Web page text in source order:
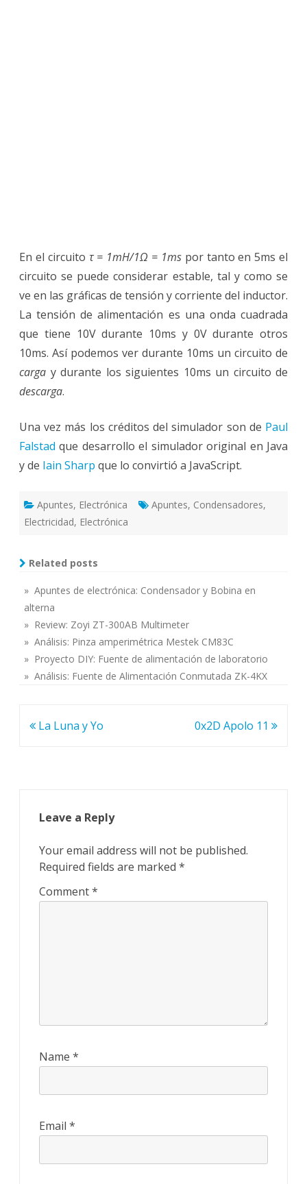
En el circuito τ = 1mH/1Ω = 1mspor tanto en 5ms el
circuito se puede considerar estable, tal y como se
ve en las gráficas de tensión y corriente del inductor.
La tensión de alimentación es una onda cuadrada
que tiene 10V durante 10ms y 0V durante otros
10ms. Así podemos ver durante 10ms un circuito de
carga y durante los siguientes 10ms un circuito de
descarga.
Una vez más los créditos del simulador son de Paul
Falstad que desarrollo el simulador original en Java
y de Iain Sharp que lo convirtió a JavaScript.
Apuntes, Electrónica Apuntes, Condensadores,
Electricidad, Electrónica
Related posts
» Apuntes de electrónica: Condensador y Bobina en
alterna
» Review: Zoyi ZT-300AB Multimeter
» Análisis: Pinza amperimétrica Mestek CM83C
» Proyecto DIY: Fuente de alimentación de laboratorio
» Análisis: Fuente de Alimentación Conmutada ZK-4KX
PostLa Luna y Yo 0x2D Apolo 11
Leave a Reply
Your email address will not be published.
Required fields are marked *
Comment*
Name *
Email *